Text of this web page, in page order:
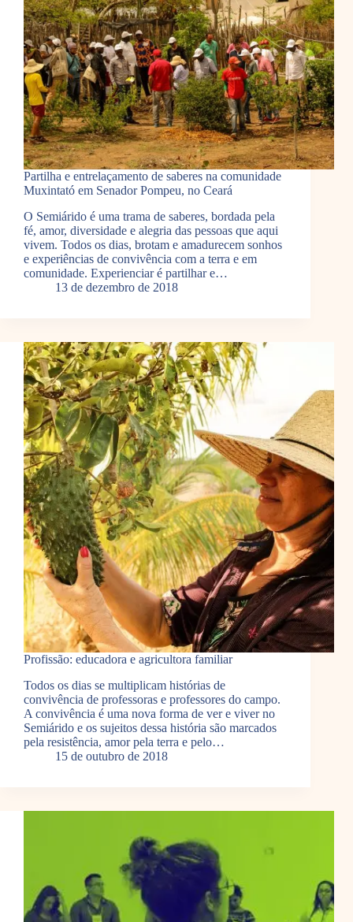
Partilha e entrelaçamento de saberes na comunidade
Muxintató em Senador Pompeu, no Ceará
O Semiárido é uma trama de saberes, bordada pela
fé, amor, diversidade e alegria das pessoas que aqui
vivem. Todos os dias, brotam e amadurecem sonhos
e experiências de convivência com a terra e em
comunidade. Experienciar é partilhar e…
13 de dezembro de 2018
Profissão: educadora e agricultora familiar
Todos os dias se multiplicam histórias de
convivência de professoras e professores do campo.
A convivência é uma nova forma de ver e viver no
Semiárido e os sujeitos dessa história são marcados
pela resistência, amor pela terra e pelo…
15 de outubro de 2018